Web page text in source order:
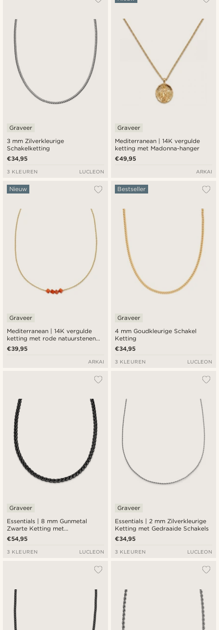
3 mm Zilverkleurige
Schakelketting
Graveer
€34,95
3 KLEUREN LUCLEON
Mediterranean | 14K vergulde
ketting met Madonna-hanger
Graveer
€49,95
ARKAI
Mediterranean | 14K vergulde
ketting met rode natuurstenen
kubussen
Nieuw
Graveer
€39,95
ARKAI
4 mm Goudkleurige Schakel
Ketting
Bestseller
Graveer
€34,95
3 KLEUREN LUCLEON
Essentials | 8 mm Gunmetal
Zwarte Ketting met
Tarweschakels
Graveer
€54,95
3 KLEUREN LUCLEON
Essentials | 2 mm Zilverkleurige
Ketting met Gedraaide Schakels
Graveer
€34,95
3 KLEUREN LUCLEON